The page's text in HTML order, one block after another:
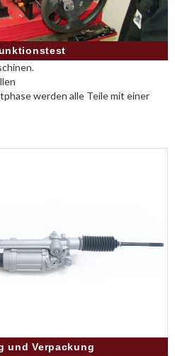
werden alle Teile mit einer
und Verpackung